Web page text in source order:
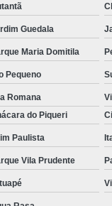
Guedala
Maria Domitila
Pequeno
Romana
do Piqueri
Paulista
Vila Prudente